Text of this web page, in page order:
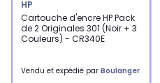
HP
Cartouche d'encre HP Pack
de 2 Originales 301 (Noir + 3
Couleurs) - CR340E
Vendu et expédié par Boulanger